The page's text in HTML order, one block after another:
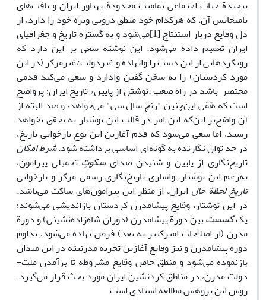
پیچیدة حیات اجتماعیِ تمامیت محدودة پهناور ایران و بافت‌های
نامتجانس آن، که هرکدام خود منطق درونی ویژة خود را دارد، از
دل وقایع دربار استنتاج [1]می‌شود و به گسترة تاریخ و جغرافیای
ایران تعمیم داده می‌شود. این نوشته سعی بر این دارد که
رویکردهایی از این دست را وانهاده و غیردولت/غیرمرکز (در این
مورد کردستان) را به سخن گفتن وادارد و سعی می‌کند قدمی
مختصر باشد در راه صعب «نوشتن از پایین» تاریخ ایران؛ پرواضح
است که هَمّی این‌چنین "رنج سال سی" می‌خواهد، و صد البته از
آن واضح‌تر این‌که این امر در قالب این نوشتار به تحقق نخواهد
رسید، اما سعی می‌شود که قدم آغازین این نوع بازخوانی تاریخ،
در حد توان نگارنده به گونه‌ای اساسی برداشته شود.شرط امکان
تاریخ‌نگاری از پایین و شنیدن صدایسکوتِ تحمیلیِ پیرامون،
به‌زعم این نوشتار، واسازی تاریخ‌نگاری رسمی مرکز و بازخوانی
تاریخ لحظة حالایران، از منظر این پیرامون‌های ساکت می‌باشد.
در این نوشتار، وقایع پیشامدرن کردستان بازاندیشی می‌شوند؛
یکگسستبین دورة پیشامدرن (دوران شاه‌زاده‌نشینی) و دورة
مدرن (از اصلاحات امیرکبیر به بعد) فرض نهاده می‌شود، تداوم
دورة پیشامدرن و نیز وقایع آغازین تجربة مدرنیته در این میدان
بازنموده می‌شود و منطق خاص وقایع مشروطه تا برآمدن ملت-
دولت مدرن، در مناطق کردنشین ایران مورد بحث قرار می‌گیرد.
روش این پژوهش مطالعة اسنادی است